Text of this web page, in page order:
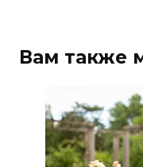
Вам также